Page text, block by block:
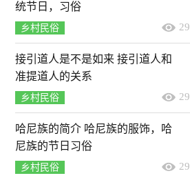
统节日，习俗
乡村民俗 29
接引道人是不是如来 接引道人和
准提道人的关系
乡村民俗 29
哈尼族的简介 哈尼族的服饰，哈
尼族的节日习俗
乡村民俗 29